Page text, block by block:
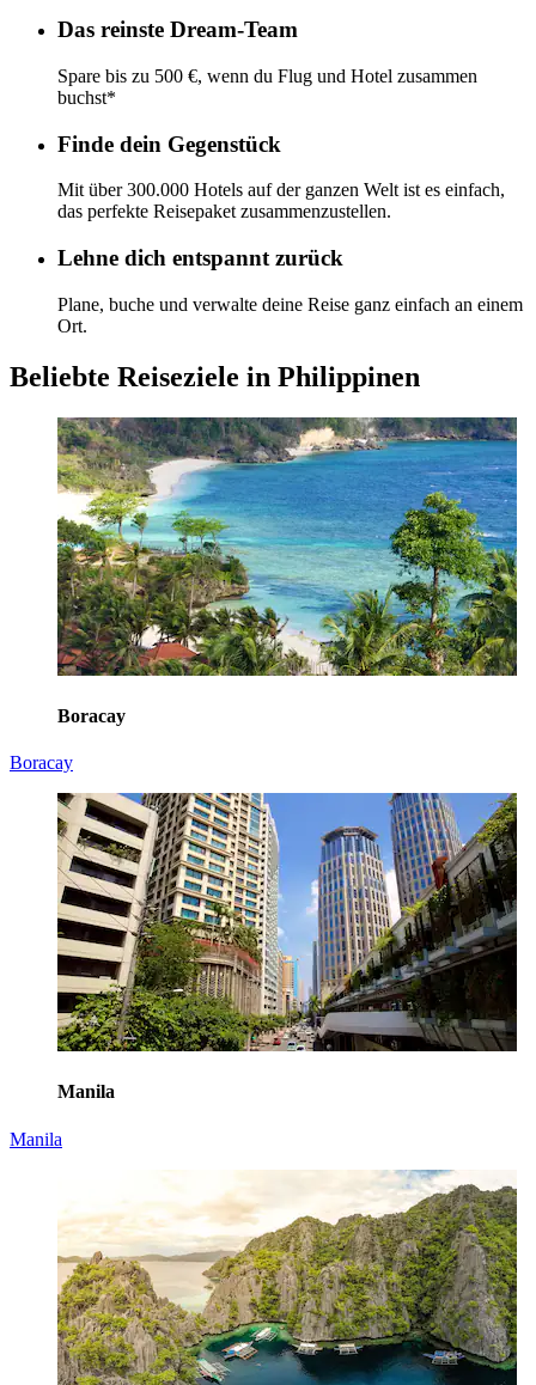
Das reinste Dream-Team
Spare bis zu 500 €, wenn du Flug und Hotel zusammen
buchst*
Finde dein Gegenstück
Mit über 300.000 Hotels auf der ganzen Welt ist es einfach,
das perfekte Reisepaket zusammenzustellen.
Lehne dich entspannt zurück
Plane, buche und verwalte deine Reise ganz einfach an einem
Ort.
Beliebte Reiseziele in Philippinen
Boracay
Boracay
Manila
Manila